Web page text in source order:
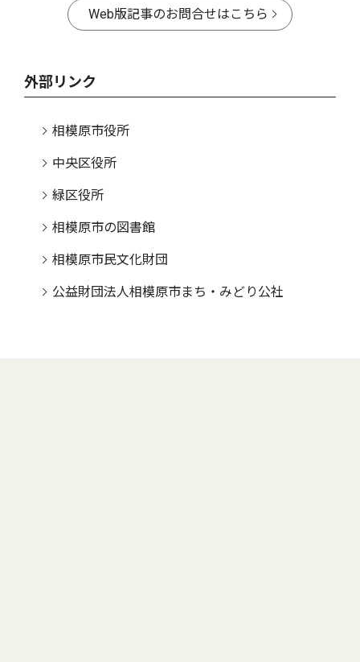
Web版記事のお問合せはこちら
外部リンク
相模原市役所
中央区役所
緑区役所
相模原市の図書館
相模原市民文化財団
公益財団法人相模原市まち・みどり公社